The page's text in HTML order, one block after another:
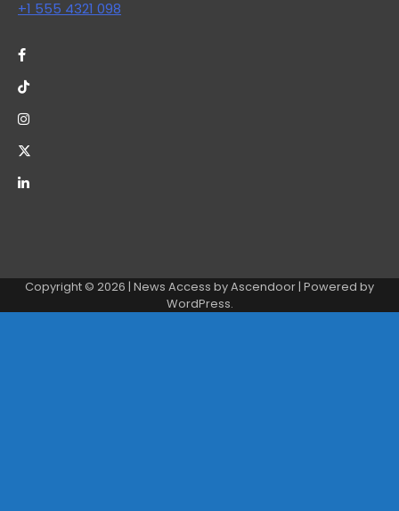
+1 555 4321 098
Copyright © 2026 | News Access byAscendoor| Powered by
WordPress.